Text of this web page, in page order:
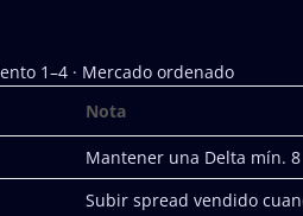
1–4 · Mercado ordenado
Nota
Mantener una Delta mín. 8
Subir spread vendido